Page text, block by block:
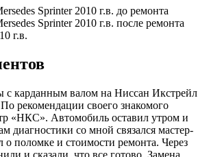
г.в.
с карданным валом на Ниссан Икстрейл
рекомендации своего знакомого
«НКС». Автомобиль оставил утром и
диагностики со мной связался мастер-
поломке и стоимости ремонта. Через